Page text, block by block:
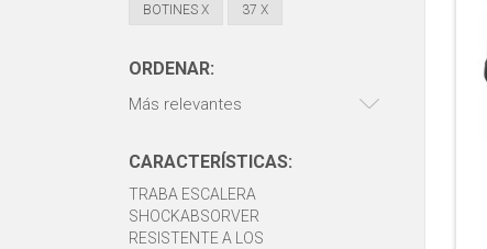
BOTINES X 37 X
ORDENAR:
Más relevantes
CARACTERÍSTICAS:
TRABA ESCALERA
SHOCKABSORVER
RESISTENTE A LOS